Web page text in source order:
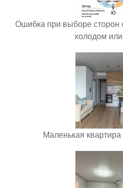
Ошибка при выборе сторон
холодом
Маленькая квартира